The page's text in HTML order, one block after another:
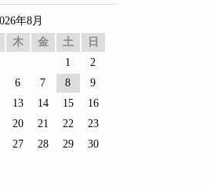
年8月
木 金 土
日
1
2
6 7 8
9
13 14 15
16
20 21 22
23
27 28 29
30